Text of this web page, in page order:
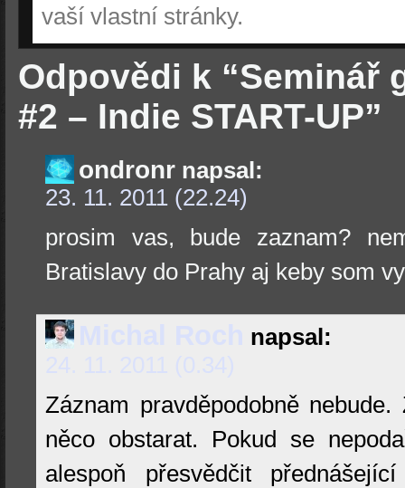
vaší vlastní stránky.
Odpovědi k “Seminář
#2 – Indie START-UP”
ondronr napsal:
23. 11. 2011 (22.24)
prosim vas, bude zaznam?
Bratislavy do Prahy aj keby som
napsal:
Záznam pravděpodobně
něco obstarat. Pokud se
alespoň přesvědčit